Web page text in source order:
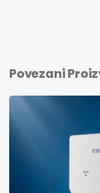
Povezani